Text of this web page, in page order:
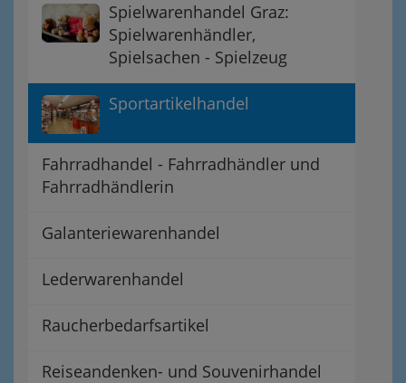
Spielwarenhandel Graz:
Spielwarenhändler,
Spielsachen - Spielzeug
Sportartikelhandel
Fahrradhandel - Fahrradhändler und
Fahrradhändlerin
Galanteriewarenhandel
Lederwarenhandel
Raucherbedarfsartikel
Reiseandenken- und Souvenirhandel